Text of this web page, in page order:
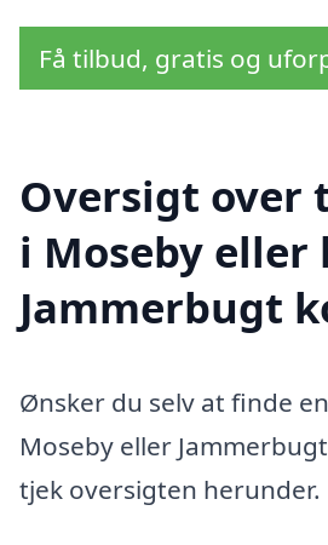
Få tilbud, gratis og
Oversigt over
i Moseby eller
Jammerbugt
Ønsker du selv at finde
Moseby eller
tjek oversigten herunder.